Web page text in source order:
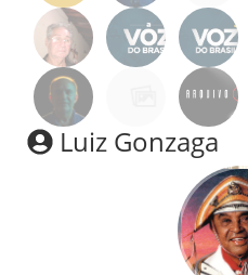
Luiz Gonzaga